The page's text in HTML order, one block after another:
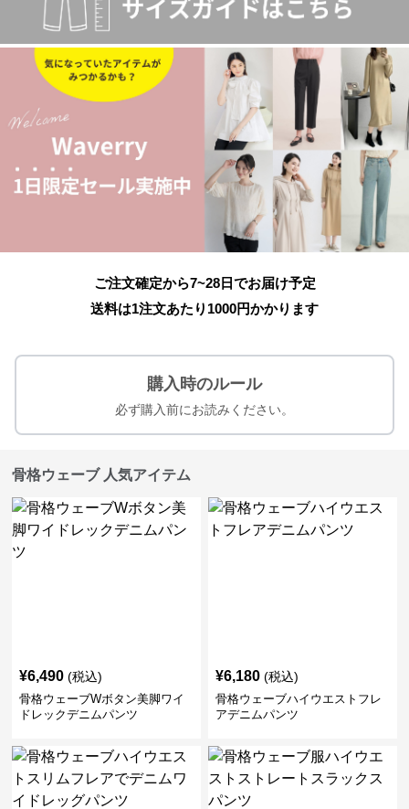
ご注文確定から7~28日でお届け予定
送料は1注文あたり 1000円かかります
購入時のルール
必ず購入前にお読みください。
骨格ウェーブ 人気アイテム
¥6,490 (税込)
骨格ウェーブWボタン美脚ワイ
ドレックデニムパンツ
¥6,180 (税込)
骨格ウェーブハイウエストフレ
アデニムパンツ